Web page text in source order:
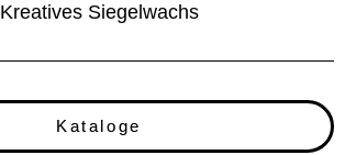
Kreatives Siegelwachs
Kataloge